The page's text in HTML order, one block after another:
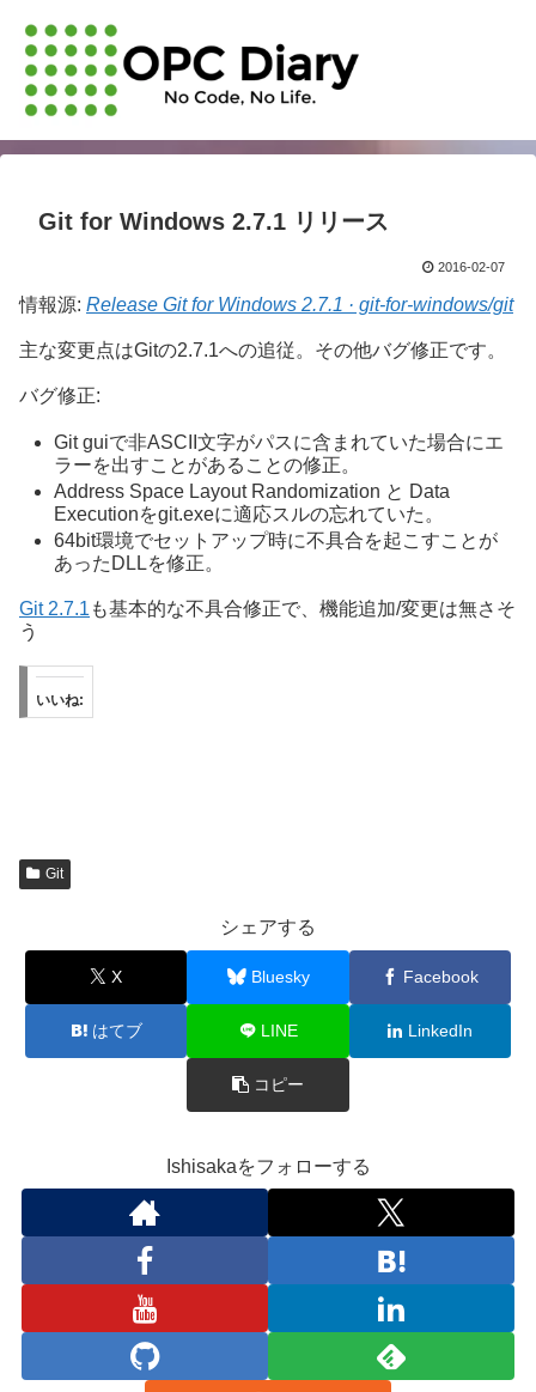
Git for Windows 2.7.1 リリース
2016-02-07
情報源: Release Git for Windows 2.7.1 · git-for-windows/git
主な変更点はGitの2.7.1への追従。その他バグ修正です。
バグ修正:
Git guiで非ASCII文字がパスに含まれていた場合にエ
ラーを出すことがあることの修正。
Address Space Layout Randomization と Data
Executionをgit.exeに適応スルの忘れていた。
64bit環境でセットアップ時に不具合を起こすことが
あったDLLを修正。
Git 2.7.1 も基本的な不具合修正で、機能追加/変更は無さそ
う
いいね:
Git
シェアする
X Bluesky Facebook
はてブ LINE LinkedIn
コピー
Ishisakaをフォローする